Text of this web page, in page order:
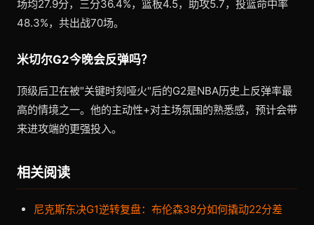
场均27.9分，三分36.4%，篮板4.5，助攻5.7，投篮命中率
48.3%，共出战70场。
米切尔G2今晚会反弹吗？
顶级后卫在被"关键时刻哑火"后的G2是NBA历史上反弹率最
高的情境之一。他的主动性+对主场氛围的熟悉感，预计会带
来进攻端的更强投入。
相关阅读
尼克斯东决G1逆转复盘：布伦森38分如何撬动22分差